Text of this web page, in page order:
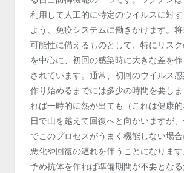
利用して人工的に特定のウイルスに対
よう、免疫システムに働きかけます。
可能性に備えるものとして、特にリス
を中心に、初回の感染時に大きな差を
されています。通常、初回のウイルス
作り始めるまでには多少の時間を要し
れば一時的に熱が出ても（これは健康
日で山を越えて回復へと向かいますが
でこのプロセスがうまく機能しない場
悪化や回復の遅れを伴うことになりま
予め抗体を作れば準備期間が不要とな